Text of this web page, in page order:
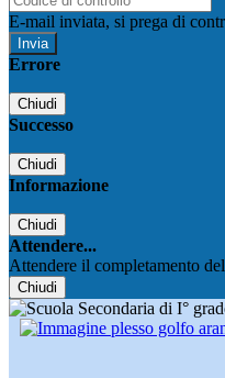
E-mail inviata, si prega di
Errore
Chiudi
Successo
Chiudi
Informazione
Chiudi
Attendere...
Attendere il completamento
Chiudi